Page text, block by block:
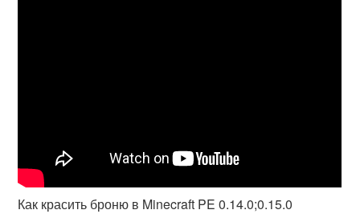
Как красить броню в Minecraft PE 0.14.0;0.15.0